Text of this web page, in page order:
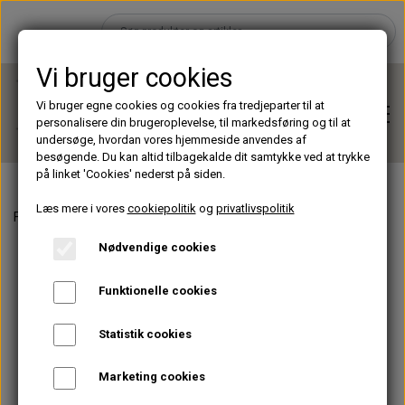
Brands
Forside Lashes Perfect Promade XS Perfect Promade XS -
Vi bruger cookies
Vi bruger egne cookies og cookies fra tredjeparter til at
personalisere din brugeroplevelse, til markedsføring og til at
undersøge, hvordan vores hjemmeside anvendes af
besøgende. Du kan altid tilbagekalde dit samtykke ved at trykke
på linket 'Cookies' nederst på siden.
Læs mere i vores cookiepolitikog privatlivspolitik
Nødvendige cookies
Funktionelle cookies
Statistik cookies
Marketing cookies